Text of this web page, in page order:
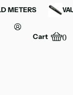
METERS
Cart 0